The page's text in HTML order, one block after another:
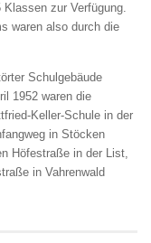
zur Verfügung.
waren also durch die
Schulgebäude
1952 waren die
Keller-Schule in der
in Stöcken
Höfestraße in der List,
in Vahrenwald